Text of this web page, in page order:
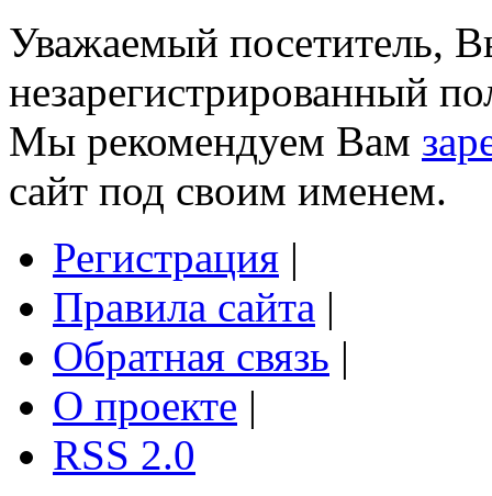
Уважаемый посетитель,
незарегистрированный
Мы рекомендуем Вам
сайт под своим именем.
Регистрация |
Правила сайта |
Обратная связь |
О проекте |
RSS 2.0